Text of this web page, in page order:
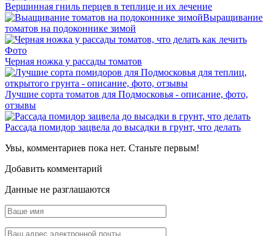
Вершинная гниль перцев в теплице и их лечение
Выращивание
томатов на подоконнике зимой
Черная ножка у рассады томатов
Лучшие сорта томатов для Подмосковья - описание, фото,
отзывы
Рассада помидор зацвела до высадки в грунт, что делать
Увы, комментариев пока нет. Станьте первым!
Добавить комментарий
Данные не разглашаются